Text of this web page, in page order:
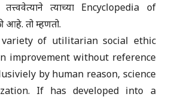
त्याच्या Encyclopedia of
आहे. तो म्हणतो.
of utilitarian social ethic
improvement without reference
by human reason, science
If has developed into a